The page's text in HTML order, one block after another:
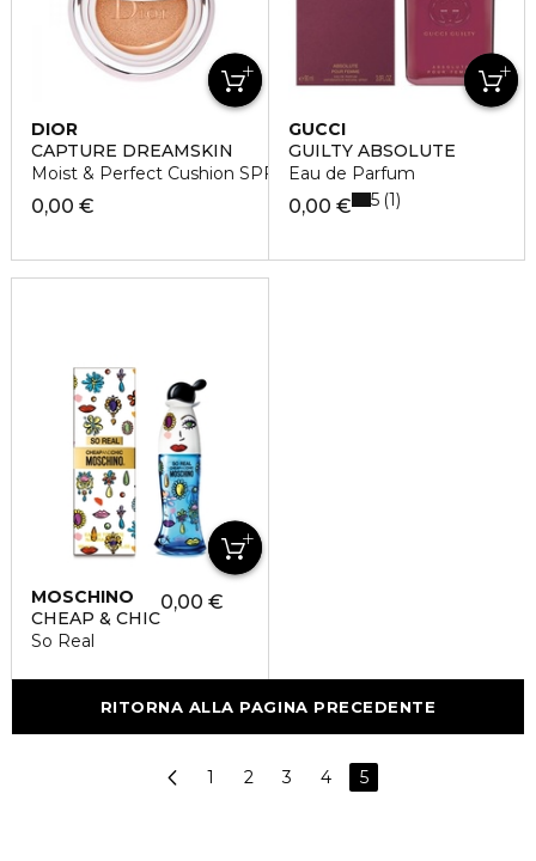
DIOR
CAPTURE DREAMSKIN
Moist & Perfect Cushion SPF 50 - PA
0,00 €
GUCCI
GUILTY ABSOLUTE
Eau de Parfum
0,00 € 5 1
MOSCHINO
CHEAP & CHIC
So Real
0,00 €
RITORNA ALLA PAGINA PRECEDENTE
1 2 3 4 5